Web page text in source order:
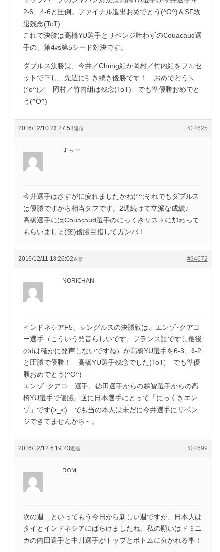
2-6、4-6と圧倒。ファイナル進出おめでとう(^O^)＆SF敗
退残念(ToT)
これで決勝は高橋YU選手とリベンジ叶わずのCouacaud選
手の、第4vs第5シード対決です。
ダブルス決勝は、今井／Chung組が岡村／竹内組をフルセ
ットで下し、先週に引き続き優勝です！ おめでとう＼
(^o^)／ 岡村／竹内組は残念(ToT) でも準優勝おめでと
う(^O^)
2016/12/10 23:27:53 #34625
返信
すぅー
今井選手はさすがに疲れましたかね(^^;それでもダブルス
は優勝ですから相当タフです。2週続けて立派な成績♪
高橋選手にはCouacaud選手のにっくきリストに加わって
もらいましょ(笑)優勝目指してガンバ！
2016/12/11 18:26:02 #34672
返信
NORICHAN
インドネシアF5、シングルスの決勝戦は、エンゾ･クアコ
ー選手（こういう発音らしいです、フランス語ですし最後
のdは確かに発声しないですね）が高橋YU選手を6-3、6-2
と圧勝で優勝！ 高橋YU選手残念でした(ToT) でも準優
勝おめでとう(^O^)
エンゾ･クアコー選手、徳田選手からの越智選手からの高
橋YU選手で優勝。逆に日本選手にとって「にっくきエン
ゾ」です(>_<) でも当の本人は未だに今井選手にリベン
ジできてませんから～。
2016/12/12 6:19:23 #34699
返信
ROM
次の週…といってもう今日から新しい週ですが、日本人は
タイとインドネシアにばらけましたね。私の願いはドミニ
カの内田選手と中川選手がトップとボトムに分かれる事！